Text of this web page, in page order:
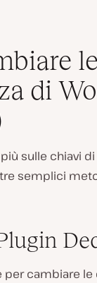
di
sulle chiavi
semplici
cambiare le